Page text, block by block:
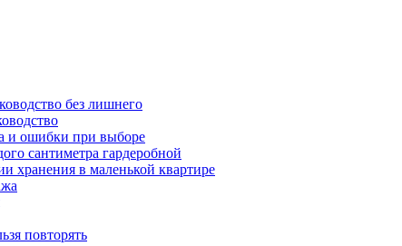
без лишнего
и ошибки при выборе
сантиметра гардеробной
хранения в маленькой квартире
повторять